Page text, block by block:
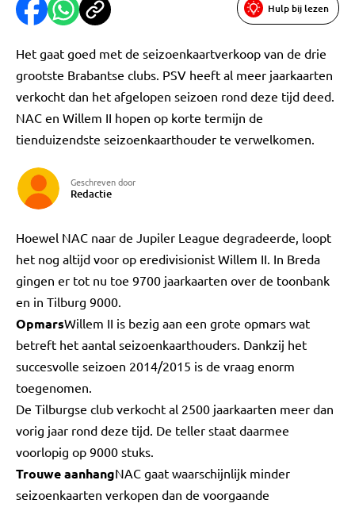
Hulp bij lezen
Het gaat goed met de seizoenkaartverkoop van de drie
grootste Brabantse clubs. PSV heeft al meer jaarkaarten
verkocht dan het afgelopen seizoen rond deze tijd deed.
NAC en Willem II hopen op korte termijn de
tienduizendste seizoenkaarthouder te verwelkomen.
Geschreven door
Redactie
Hoewel NAC naar de Jupiler League degradeerde, loopt
het nog altijd voor op eredivisionist Willem II. In Breda
gingen er tot nu toe 9700 jaarkaarten over de toonbank
en in Tilburg 9000.
OpmarsWillem II is bezig aan een grote opmars wat
betreft het aantal seizoenkaarthouders. Dankzij het
succesvolle seizoen 2014/2015 is de vraag enorm
toegenomen.
De Tilburgse club verkocht al 2500 jaarkaarten meer dan
vorig jaar rond deze tijd. De teller staat daarmee
voorlopig op 9000 stuks.
Trouwe aanhangNAC gaat waarschijnlijk minder
seizoenkaarten verkopen dan de voorgaande